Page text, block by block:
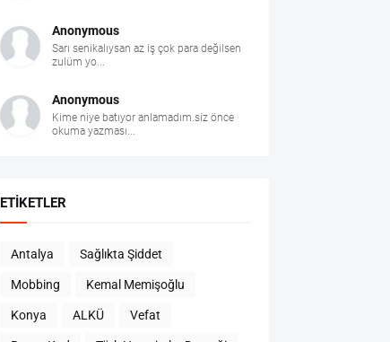
Anonymous
Sarı senikalıysan az iş çok para değilsen
zulüm yo...
Anonymous
Kime niye batıyor anlamadım.siz önce
okuma yazması...
ETIKETLER
Antalya Sağlıkta Şiddet
Mobbing Kemal Memişoğlu
Konya ALKÜ Vefat